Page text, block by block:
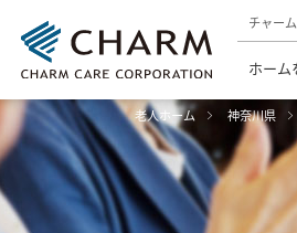
チャー
ホーム
老人ホーム 神奈川県